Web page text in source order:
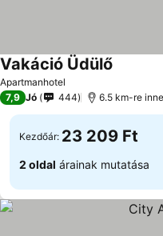
Apartmanhotel
Vakáció Üdülő
7,9 Jó 444 6.5 km-re
Kezdőár: 23 209 Ft
2 oldal árainak mutatása